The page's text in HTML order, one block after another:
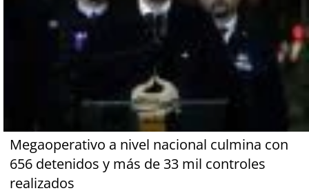
Megaoperativo a nivel nacional culmina con
656 detenidos y más de 33 mil controles
realizados